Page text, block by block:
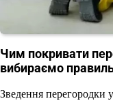
Чим покривати
вибираємо
Зведення перегородки